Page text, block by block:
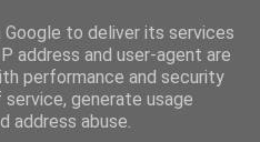
to deliver its services
address and user-agent are
performance and security
generate usage
address abuse.